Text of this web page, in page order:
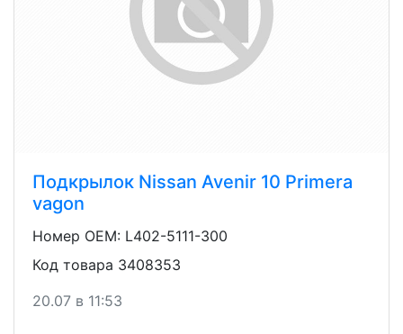
Подкрылок Nissan Avenir 10 Primera
vagon
Номер OEM: L402-5111-300
Код товара 3408353
20.07 в 11:53